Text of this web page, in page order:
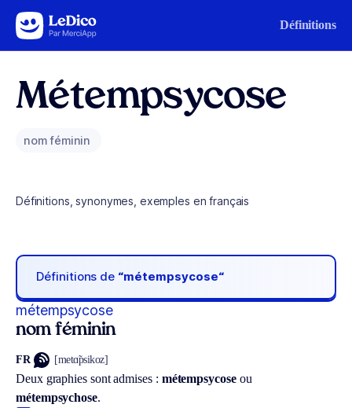
Aller au contenu Définitions
Métempsycose
nom féminin
Définitions, synonymes, exemples en français
Définitions de “métempsycose“
métempsycose
nom féminin
FR [metɑ̃psikoz]
Deux graphies sont admises : métempsycoseou
métempsychose.